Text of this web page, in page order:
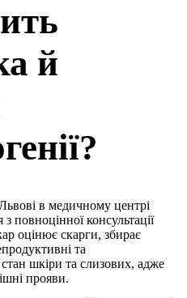
й
Львові в медичному центрі
повноцінної консультації
оцінює скарги, збирає
та
шкіри та слизових, адже
прояви.